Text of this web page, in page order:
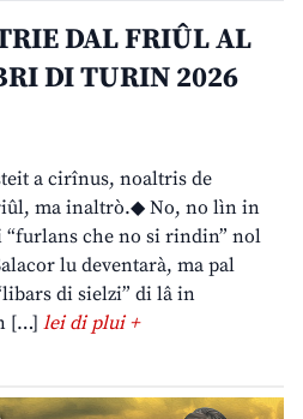
DAL FRIÛL AL
DI TURIN 2026
a cirînus, noaltris de
ma inaltrò.◆ No, no lìn in
“furlans che no si rindin” nol
lu deventarà, ma pal
di sielzi” di lâ in
[…] lei di plui +